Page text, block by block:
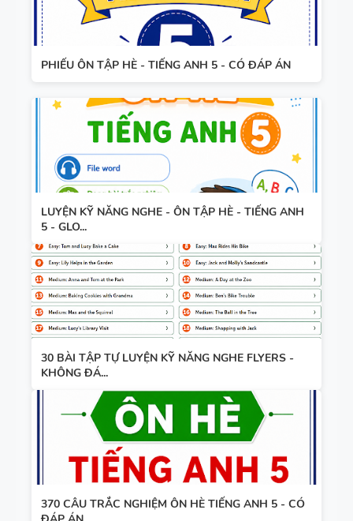
PHIẾU ÔN TẬP HÈ - TIẾNG ANH 5 - CÓ ĐÁP ÁN
LUYỆN KỸ NĂNG NGHE - ÔN TẬP HÈ - TIẾNG ANH
5 - GLO...
30 BÀI TẬP TỰ LUYỆN KỸ NĂNG NGHE FLYERS -
KHÔNG ĐÁ...
370 CÂU TRẮC NGHIỆM ÔN HÈ TIẾNG ANH 5 - CÓ